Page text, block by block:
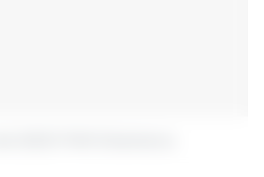
2023/ FVM/ Dinamarca.